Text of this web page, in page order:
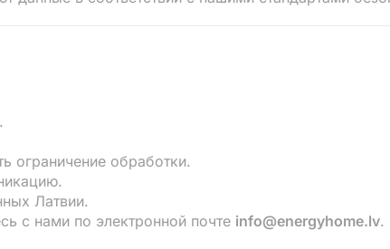
ограничение обработки.
Латвии.
с нами по электронной почте info@energyhome.lv.